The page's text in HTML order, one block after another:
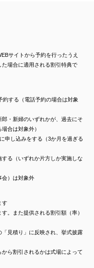
サイトから予約を行ったうえ
場合に適用される割引特典で
約する（電話予約の場合は対象
・新婦のいずれかが、過去にそ
合は対象外）
申し込みをする（3か月を過ぎる
る（いずれか片方しか実施しな
）は対象外
す
。また提供される割引額（率）
「見積り」に反映され、挙式披露
ら割引されるかは式場によって